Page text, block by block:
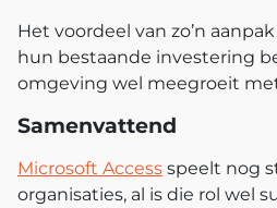
Het voordeel van zo’n
hun bestaande investering
omgeving wel meegroeit
Samenvattend
Microsoft Access speelt nog
organisaties, al is die rol wel